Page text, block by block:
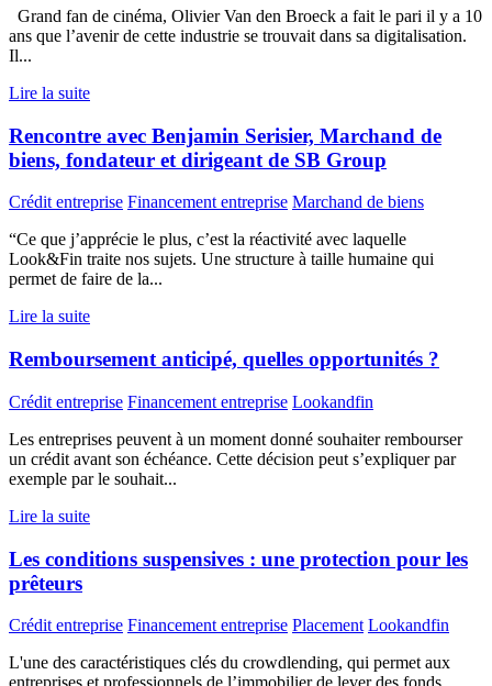
Grand fan de cinéma, Olivier Van den Broeck a fait le pari il y a 10
ans que l’avenir de cette industrie se trouvait dans sa digitalisation.
Il...
Lire la suite
Rencontre avec Benjamin Serisier, Marchand de
biens, fondateur et dirigeant de SB Group
Crédit entreprise Financement entreprise Marchand de biens
“Ce que j’apprécie le plus, c’est la réactivité avec laquelle
Look&Fin traite nos sujets. Une structure à taille humaine qui
permet de faire de la...
Lire la suite
Remboursement anticipé, quelles opportunités ?
Crédit entreprise Financement entreprise Lookandfin
Les entreprises peuvent à un moment donné souhaiter rembourser
un crédit avant son échéance. Cette décision peut s’expliquer par
exemple par le souhait...
Lire la suite
Les conditions suspensives : une protection pour les
prêteurs
Crédit entreprise Financement entreprise Placement Lookandfin
L'une des caractéristiques clés du crowdlending, qui permet aux